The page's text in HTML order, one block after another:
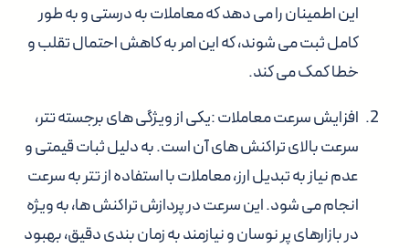
این اطمینان را می دهد که معاملات به درستی و به طور
کامل ثبت می شوند، که این امر به کاهش احتمال تقلب و
خطا کمک می کند.
افزایش سرعت معاملات :یکی از ویژگی های برجسته تتر،
سرعت بالای تراکنش های آن است. به دلیل ثبات قیمتی و
عدم نیاز به تبدیل ارز، معاملات با استفاده از تتر به سرعت
انجام می شود. این سرعت در پردازش تراکنش ها، به ویژه
در بازارهای پر نوسان و نیازمند به زمان بندی دقیق، بهبود